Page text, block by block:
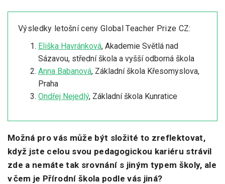
Výsledky letošní ceny Global Teacher Prize CZ:
Eliška Havránková, Akademie Světlá nad
Sázavou, střední škola a vyšší odborná škola
Anna Babanová, Základní škola Křesomyslova,
Praha
Ondřej Nejedlý, Základní škola Kunratice
Možná pro vás může být složité to zreflektovat,
když jste celou svou pedagogickou kariéru strávil
zde a nemáte tak srovnání s jiným typem školy, ale
v čem je Přírodní škola podle vás jiná?